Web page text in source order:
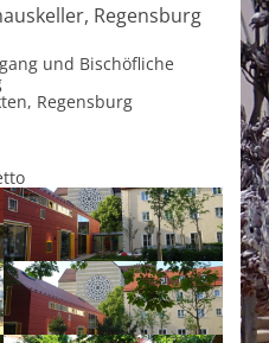
Regensburg
und Bischöfliche
Regensburg